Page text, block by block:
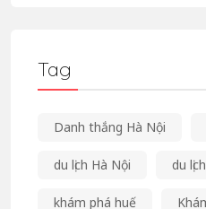
Tag
Danh thắng Hà Nội
du lịch Hà Nội du
khám phá huế